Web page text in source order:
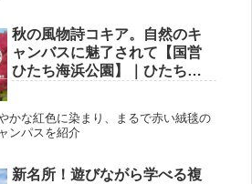
秋の風物詩コキア。自然のキ
ャンバスに魅了されて【国営
ひたち海浜公園】｜ひたちな
かな紅色に染まり、まるで赤い絨毯の
ンパスを紹介
新名所！遊びながら学べる複